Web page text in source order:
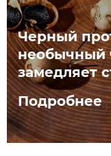
Черный
необычный
замедляет
Подробнее